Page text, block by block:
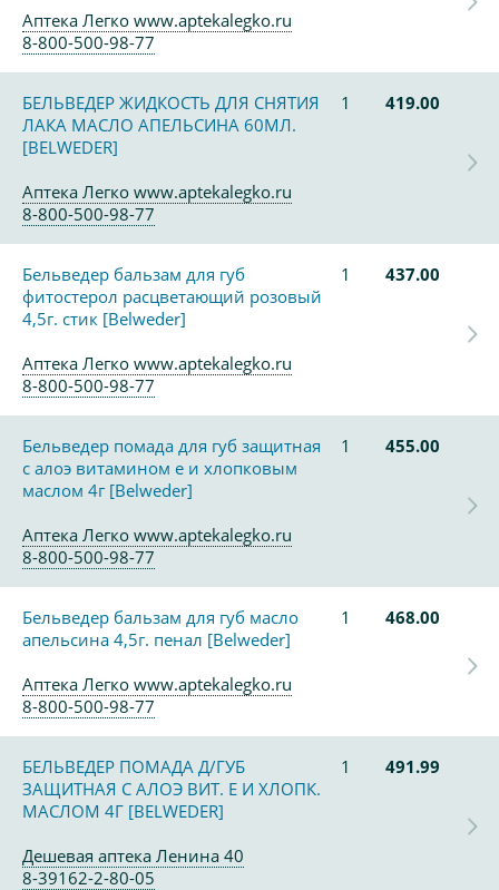
Аптека Легко www.aptekalegko.ru
8-800-500-98-77
БЕЛЬВЕДЕР ЖИДКОСТЬ ДЛЯ СНЯТИЯ
ЛАКА МАСЛО АПЕЛЬСИНА 60МЛ.
[BELWEDER]
1 419.00
Аптека Легко www.aptekalegko.ru
8-800-500-98-77
Бельведер бальзам для губ
фитостерол расцветающий розовый
4,5г. стик [Belweder]
1 437.00
Аптека Легко www.aptekalegko.ru
8-800-500-98-77
Бельведер помада для губ защитная
с алоэ витамином е и хлопковым
маслом 4г [Belweder]
1 455.00
Аптека Легко www.aptekalegko.ru
8-800-500-98-77
Бельведер бальзам для губ масло
апельсина 4,5г. пенал [Belweder]
1 468.00
Аптека Легко www.aptekalegko.ru
8-800-500-98-77
БЕЛЬВЕДЕР ПОМАДА Д/ГУБ
ЗАЩИТНАЯ С АЛОЭ ВИТ. Е И ХЛОПК.
МАСЛОМ 4Г [BELWEDER]
1 491.99
Дешевая аптека Ленина 40
8-39162-2-80-05